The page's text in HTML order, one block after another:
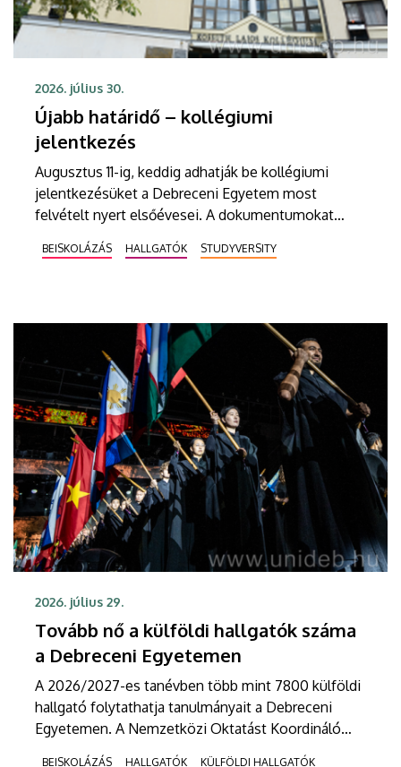
2026. július 30.
Újabb határidő – kollégiumi
jelentkezés
Augusztus 11-ig, keddig adhatják be kollégiumi
jelentkezésüket a Debreceni Egyetem most
felvételt nyert elsőévesei. A dokumentumokat
Felvételi és Szociális Iroda címére. A kollégiumi
21-e után kapnak értesítést emailben.
BEISKOLÁZÁS HALLGATÓK STUDYVERSITY
2026. július 29.
Tovább nő a külföldi hallgatók száma
a Debreceni Egyetemen
A 2026/2027-es tanévben több mint 7800 külföldi
hallgató folytathatja tanulmányait a Debreceni
Egyetemen. A Nemzetközi Oktatást Koordináló
Központ előzetes adatai szerint az első
BEISKOLÁZÁS HALLGATÓK
KÜLFÖLDI HALLGATÓK